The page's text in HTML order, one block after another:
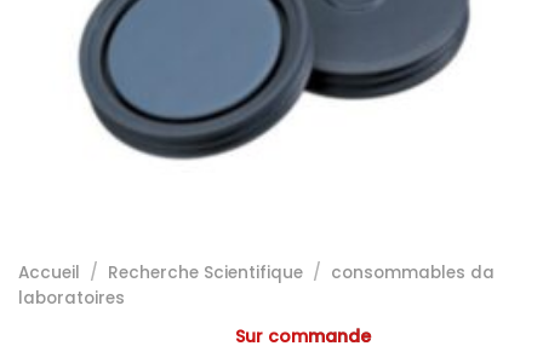
Accueil / Recherche Scientifique / consommables da
laboratoires
Sur commande